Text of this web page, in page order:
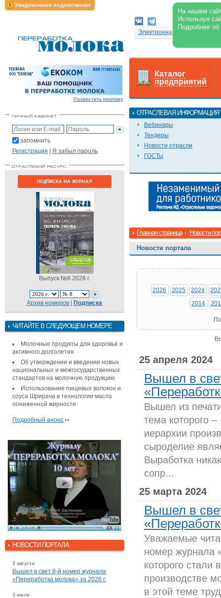
Уведомление подписчикам!
На нашем
Используя
Подробнее
Электронная версия
Разместить рекламу
запомнить
Регистрация | Я забыл пароль
ПОДПИСКА НА ЖУРНАЛ
Выпуск №8 2026 г.
Архив номеров |Подписка
ЧИТАЙТЕ В СЛЕДУЮЩЕМ НОМЕРЕ
Молочные продукты для здоровья и
активного долголетия
Об утверждении и введении новых
национальных и межгосударственных
стандартов на молочную продукцию
Использование пищевых волокон и
соуса Шрирача в технологии масла
пониженной жирности
Подробный анонс
НОВОСТИ ПОРТАЛА
3 августа
Вышел в свет 8-й номер журнала
«Переработка молока» за 2026 г.
3 июля
Каталог
предприятий
ОТРАСЛЕВАЯ ИНФОРМАЦИЯ
Вебинары
Тендеры
Новости отрасли
ГОСТы
Главная страница Новости
Новости портала
2026 2025 2024
2014
25 апреля 2024
Вышел в
Вышел из
тема которого
иерархии
сыроделие
Выработка
сопр...
25 марта 2024
Вышел в
Уважаемые
номер журнала
которого стали
производстве
в этой теме